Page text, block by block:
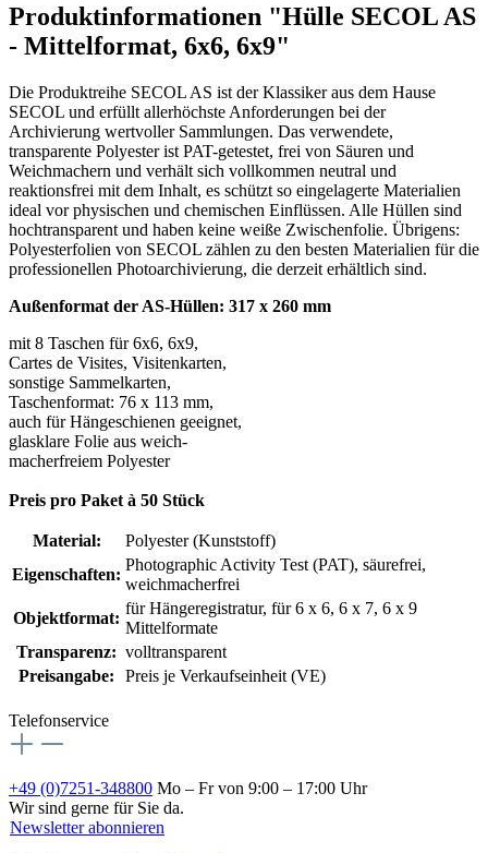
Produktinformationen "Hülle SECOL AS
- Mittelformat, 6x6, 6x9"
Die Produktreihe SECOL AS ist der Klassiker aus dem Hause
SECOL und erfüllt allerhöchste Anforderungen bei der
Archivierung wertvoller Sammlungen. Das verwendete,
transparente Polyester ist PAT-getestet, frei von Säuren und
Weichmachern und verhält sich vollkommen neutral und
reaktionsfrei mit dem Inhalt, es schützt so eingelagerte Materialien
ideal vor physischen und chemischen Einflüssen. Alle Hüllen sind
hochtransparent und haben keine weiße Zwischenfolie. Übrigens:
Polyesterfolien von SECOL zählen zu den besten Materialien für die
professionellen Photoarchivierung, die derzeit erhältlich sind.
Außenformat der AS-Hüllen: 317 x 260 mm
mit 8 Taschen für 6x6, 6x9,
Cartes de Visites, Visitenkarten,
sonstige Sammelkarten,
Taschenformat: 76 x 113 mm,
auch für Hängeschienen geeignet,
glasklare Folie aus weich-
macherfreiem Polyester
Preis pro Paket à 50 Stück
Material:
Polyester (Kunststoff)
Eigenschaften:
Photographic Activity Test (PAT), säurefrei,
weichmacherfrei
Objektformat:
für Hängeregistratur, für 6 x 6, 6 x 7, 6 x 9
Mittelformate
Transparenz: volltransparent
Preisangabe:
Preis je Verkaufseinheit (VE)
Telefonservice
+49 (0)7251-348800 Mo – Fr von 9:00 – 17:00 Uhr
Wir sind gerne für Sie da.
Newsletter abonnieren